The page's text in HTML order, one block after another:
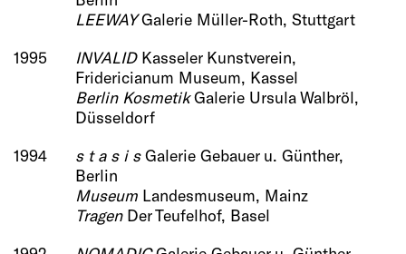
LEEWAYGalerie Müller-Roth, Stuttgart
1995
INVALIDKasseler Kunstverein,
Fridericianum Museum, Kassel
Berlin KosmetikGalerie Ursula Walbröl,
Düsseldorf
1994
s t a s i sGalerie Gebauer u. Günther,
Berlin
MuseumLandesmuseum, Mainz
Tragen Der Teufelhof, Basel